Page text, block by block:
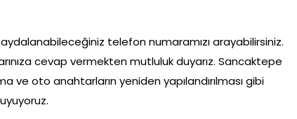
telefon numaramızı arayabilirsiniz.
cevap vermekten mutluluk duyarız. Sancaktepe
ve oto anahtarların yeniden yapılandırılması gibi